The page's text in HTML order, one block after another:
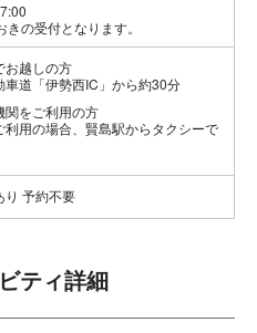
きの受付となります。
お越しの方
車道「伊勢西IC」から約30分
関をご利用の方
利用の場合、賢島駅からタクシーで
り 予約不要
ティ詳細